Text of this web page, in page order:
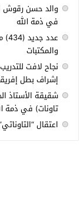
في ذمة الله
والمكتبات
نجاح لافت
إشراف بطل
شقيقة الأستاذ
تاونات) في ذمة
اعتقال